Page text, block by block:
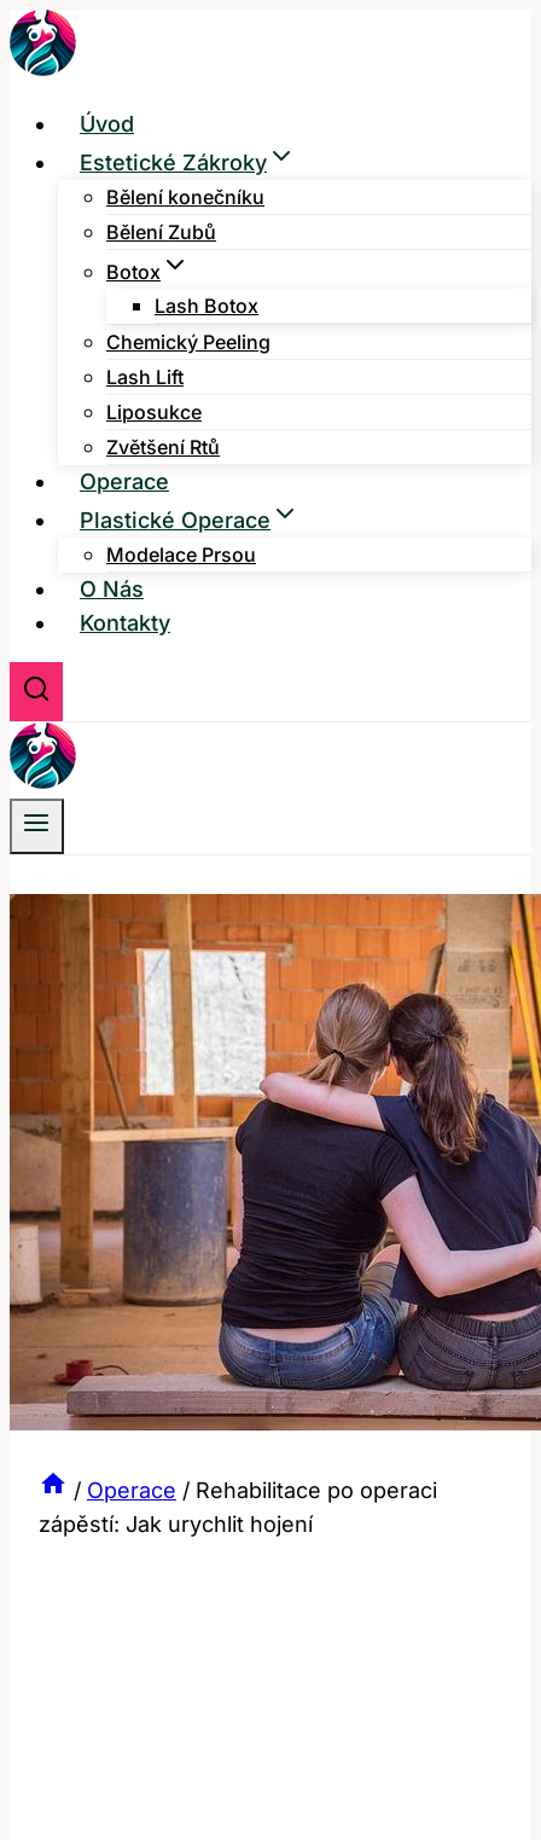
Přeskočit
na
Úvod
Estetické Zákroky
Bělení konečníku
Bělení Zubů
Botox
Lash Botox
Chemický Peeling
Lash Lift
Liposukce
Zvětšení Rtů
Operace
Plastické Operace
Modelace Prsou
O Nás
Kontakty
/ Operace / Rehabilitace po operaci
zápěstí: Jak urychlit hojení